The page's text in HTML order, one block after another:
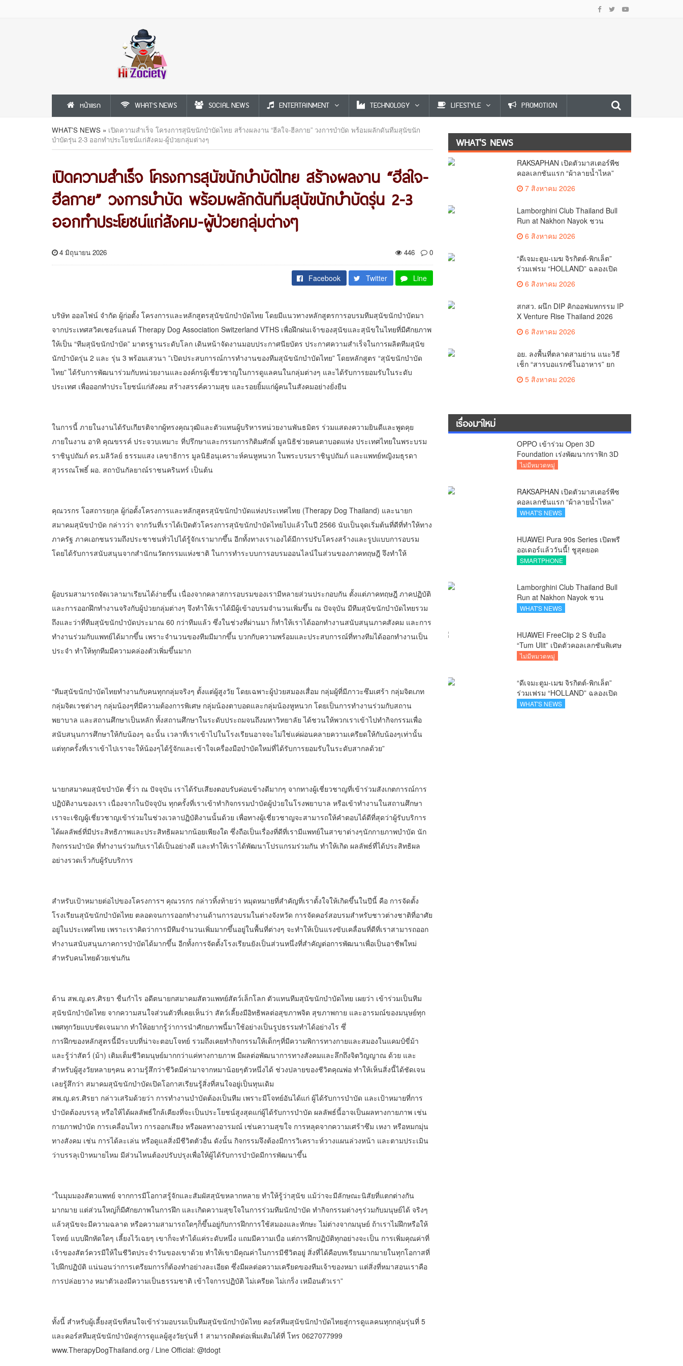
หน้าแรก WHAT'S NEWS SOCIAL NEWS ENTERTAINMENT TECHNOLOGY LIFESTYLE PROMOTION
WHAT'S NEWS » เปิดความสำเร็จ โครงการสุนัขนักบำบัดไทย สร้างผลงาน “ฮีลใจ-ฮีลกาย” วงการบำบัด พร้อมผลักดันทีมสุนัขนัก
บำบัดรุ่น 2-3 ออกทำประโยชน์แก่สังคม-ผู้ป่วยกลุ่มต่างๆ
เปิดความสำเร็จ โครงการสุนัขนักบำบัดไทย สร้างผลงาน “ฮีลใจ-
ฮีลกาย” วงการบำบัด พร้อมผลักดันทีมสุนัขนักบำบัดรุ่น 2-3
ออกทำประโยชน์แก่สังคม-ผู้ป่วยกลุ่มต่างๆ
4 มิถุนายน 2026 446 0
Facebook Twitter Line
บริษัท ออลไฟน์ จำกัด ผู้ก่อตั้ง โครงการและหลักสูตรสุนัขนักบำบัดไทย โดยมีแนวทางหลักสูตรการอบรมทีมสุนัขนักบำบัดมา
จากประเทศสวิตเซอร์แลนด์ Therapy Dog Association Switzerland VTHS เพื่อฝึกฝนเจ้าของสุนัขและสุนัขในไทยที่มีศักยภาพ
ให้เป็น “ทีมสุนัขนักบำบัด” มาตรฐานระดับโลก เดินหน้าจัดงานมอบประกาศนียบัตร ประกาศความสำเร็จในการผลิตทีมสุนัข
นักบำบัดรุ่น 2 และ รุ่น 3 พร้อมเสวนา ”เปิดประสบการณ์การทำงานของทีมสุนัขนักบำบัดไทย” โดยหลักสูตร “สุนัขนักบำบัด
ไทย” ได้รับการพัฒนาร่วมกับหน่วยงานและองค์กรผู้เชี่ยวชาญในการดูแลคนในกลุ่มต่างๆ และได้รับการยอมรับในระดับ
ประเทศ เพื่อออกทำประโยชน์แก่สังคม สร้างสรรค์ความสุข และรอยยิ้มแก่ผู้คนในสังคมอย่างยั่งยืน
ในการนี้ ภายในงานได้รับเกียรติจากผู้ทรงคุณวุฒิและตัวแทนผู้บริหารหน่วยงานพันธมิตร ร่วมแสดงความยินดีและพูดคุย
ภายในงาน อาทิ คุณขรรค์ ประจวบเหมาะ ที่ปรึกษาและกรรมการกิติมศักดิ์ มูลนิธิช่วยคนตาบอดแห่ง ประเทศไทยในพระบรม
ราชินูปถัมภ์ ดร.มลิวัลย์ ธรรมแสง เลขาธิการ มูลนิธิอนุเคราะห์คนหูหนวก ในพระบรมราชินูปถัมภ์ และแพทย์หญิงมธุรดา
สุวรรณโพธิ์ ผอ. สถาบันกัลยาณ์ราชนครินทร์ เป็นต้น
คุณวรกร โอสถารยกุล ผู้ก่อตั้งโครงการและหลักสูตรสุนัขนักบำบัดแห่งประเทศไทย (Therapy Dog Thailand) และนายก
สมาคมสุนัขบำบัด กล่าวว่า จากวันที่เราได้เปิดตัวโครงการสุนัขนักบำบัดไทยไปแล้วในปี 2566 นับเป็นจุดเริ่มต้นที่ดีที่ทำให้ทาง
ภาครัฐ ภาคเอกชนรวมถึงประชาชนทั่วไปได้รู้จักเรามากขึ้น อีกทั้งทางเราเองได้มีการปรับโครงสร้างและรูปแบบการอบรม
โดยได้รับการสนับสนุนจากสำนักนวัตกรรมแห่งชาติ ในการทำระบบการอบรมออนไลน์ในส่วนของภาคทฤษฎี จึงทำให้
ผู้อบรมสามารถจัดเวลามาเรียนได้ง่ายขึ้น เนื่องจากคลาสการอบรมของเรามีหลายส่วนประกอบกัน ตั้งแต่ภาคทฤษฎี ภาคปฏิบัติ
และการออกฝึกทำงานจริงกับผู้ป่วยกลุ่มต่างๆ จึงทำให้เราได้มีผู้เข้าอบรมจำนวนเพิ่มขึ้น ณ ปัจจุบัน มีทีมสุนัขนักบำบัดไทยรวม
ถึงและว่าที่ทีมสุนัขนักบำบัดประมาณ 60 กว่าทีมแล้ว ซึ่งในช่วงที่ผ่านมา ก็ทำให้เราได้ออกทำงานสนับสนุนภาคสังคม และการ
ทำงานร่วมกับแพทย์ได้มากขึ้น เพราะจำนวนของทีมมีมากขึ้น บวกกับความพร้อมและประสบการณ์ที่ทางทีมได้ออกทำงานเป็น
ประจำ ทำให้ทุกทีมมีความคล่องตัวเพิ่มขึ้นมาก
“ทีมสุนัขนักบำบัดไทยทำงานกับคนทุกกลุ่มจริงๆ ตั้งแต่ผู้สูงวัย โดยเฉพาะผู้ป่วยสมองเสื่อม กลุ่มผู้ที่มีภาวะซึมเศร้า กลุ่มจิตเภท
กลุ่มจิตเวชต่างๆ กลุ่มน้องๆที่มีความต้องการพิเศษ กลุ่มน้องตาบอดและกลุ่มน้องหูหนวก โดยเป็นการทำงานร่วมกับสถาน
พยาบาล และสถานศึกษาเป็นหลัก ทั้งสถานศึกษาในระดับประถมจนถึงมหาวิทยาลัย ได้ชวนให้พวกเราเข้าไปทำกิจกรรมเพื่อ
สนับสนุนการศึกษาให้กับน้องๆ ฉะนั้น เวลาที่เราเข้าไปในโรงเรียนอาจจะไม่ใช่แค่ผ่อนคลายความเครียดให้กับน้องๆเท่านั้น
แต่ทุกครั้งที่เราเข้าไปเราจะให้น้องๆได้รู้จักและเข้าใจเครื่องมือบำบัดใหม่ที่ได้รับการยอมรับในระดับสากลด้วย”
นายกสมาคมสุนัขบำบัด ชี้ว่า ณ ปัจจุบัน เราได้รับเสียงตอบรับค่อนข้างดีมากๆ จากทางผู้เชี่ยวชาญที่เข้าร่วมสังเกตการณ์การ
ปฏิบัติงานของเรา เนื่องจากในปัจจุบัน ทุกครั้งที่เราเข้าทำกิจกรรมบำบัดผู้ป่วยในโรงพยาบาล หรือเข้าทำงานในสถานศึกษา
เราจะเชิญผู้เชี่ยวชาญเข้าร่วมในช่วงเวลาปฏิบัติงานนั้นด้วย เพื่อทางผู้เชี่ยวชาญจะสามารถให้คำตอบได้ดีที่สุดว่าผู้รับบริการ
ได้ผลลัพธ์ที่มีประสิทธิภาพและประสิทธิผลมากน้อยเพียงใด ซึ่งถือเป็นเรื่องที่ดีที่เรามีแพทย์ในสาขาต่างๆนักกายภาพบำบัด นัก
กิจกรรมบำบัด ที่ทำงานร่วมกับเราได้เป็นอย่างดี และทำให้เราได้พัฒนาโปรแกรมร่วมกัน ทำให้เกิด ผลลัพธ์ที่ได้ประสิทธิผล
อย่างรวดเร็วกับผู้รับบริการ
สำหรับเป้าหมายต่อไปของโครงการฯ คุณวรกร กล่าวทิ้งท้ายว่า หมุดหมายที่สำคัญที่เราตั้งใจให้เกิดขึ้นในปีนี้ คือ การจัดตั้ง
โรงเรียนสุนัขนักบำบัดไทย ตลอดจนการออกทำงานด้านการอบรมในต่างจังหวัด การจัดคอร์สอบรมสำหรับชาวต่างชาติที่อาศัย
อยู่ในประเทศไทย เพราะเราคิดว่าการมีทีมจำนวนเพิ่มมากขึ้นอยู่ในพื้นที่ต่างๆ จะทำให้เป็นแรงขับเคลื่อนที่ดีที่เราสามารถออก
ทำงานสนับสนุนภาคการบำบัดได้มากขึ้น อีกทั้งการจัดตั้งโรงเรียนยังเป็นส่วนหนึ่งที่สำคัญต่อการพัฒนาเพื่อเป็นอาชีพใหม่
สำหรับคนไทยด้วยเช่นกัน
ด้าน สพ.ญ.ดร.ศิรยา ชื่นกำไร อดีตนายกสมาคมสัตวแพทย์สัตว์เล็กโลก ตัวแทนทีมสุนัขนักบำบัดไทย เผยว่า เข้าร่วมเป็นทีม
สุนัขนักบำบัดไทย จากความสนใจส่วนตัวที่เคยเห็นว่า สัตว์เลี้ยงมีอิทธิพลต่อสุขภาพจิต สุขภาพกาย และอารมณ์ของมนุษย์ทุก
เพศทุกวัยแบบชัดเจนมาก ทำให้อยากรู้ว่าการนำศักยภาพนี้มาใช้อย่างเป็นรูปธรรมทำได้อย่างไร ซึ่
การฝึกของหลักสูตรนี้มีระบบที่น่าจะตอบโจทย์ รวมถึงเคยทำกิจกรรมให้เด็กๆที่มีความพิการทางกายและสมองในแคมป์ขี่ม้า
และรู้ว่าสัตว์ (ม้า) เติมเต็มชีวิตมนุษย์มากกว่าแค่ทางกายภาพ มีผลต่อพัฒนาการทางสังคมและลึกถึงจิตวิญญาณ ด้วย และ
สำหรับผู้สูงวัยหลายๆคน ความรู้สึกว่าชีวิตมีค่ามาจากหมาน้อยๆตัวหนึ่งได้ ช่วงปลายของชีวิตคุณพ่อ ทำให้เห็นสิ่งนี้ได้ชัดเจน
เลยรู้สึกว่า สมาคมสุนัขนักบำบัดเปิดโอกาสเรียนรู้สิ่งที่สนใจอยู่เป็นทุนเดิม
สพ.ญ.ดร.ศิรยา กล่าวเสริมด้วยว่า การทำงานบำบัดต้องเป็นทีม เพราะมีโจทย์อันได้แก่ ผู้ได้รับการบำบัด และเป้าหมายที่การ
บำบัดต้องบรรลุ หรือให้ได้ผลลัพธ์ใกล้เคียงที่จะเป็นประโยชน์สูงสุดแก่ผู้ได้รับการบำบัด ผลลัพธ์นี้อาจเป็นผลทางกายภาพ เช่น
กายภาพบำบัด การเคลื่อนไหว การออกเสียง หรือผลทางอารมณ์ เช่นความสุขใจ การหลุดจากความเศร้าซึม เหงา หรือหมกมุ่น
ทางสังคม เช่น การได้ละเล่น หรือดูแลสิ่งมีชีวิตตัวอื่น ดังนั้น กิจกรรมจึงต้องมีการวิเคราะห์วางแผนล่วงหน้า และตามประเมิน
ว่าบรรลุเป้าหมายไหม มีส่วนไหนต้องปรับปรุงเพื่อให้ผู้ได้รับการบำบัดมีการพัฒนาขึ้น
“ในมุมมองสัตวแพทย์ จากการมีโอกาสรู้จักและสัมผัสสุนัขหลากหลาย ทำให้รู้ว่าสุนัข แม้ว่าจะมีลักษณะนิสัยที่แตกต่างกัน
มากมาย แต่ส่วนใหญ่ก็มีศักยภาพในการฝึก และเกิดความสุขใจในการร่วมทีมนักบำบัด ทำกิจกรรมต่างๆร่วมกับมนุษย์ได้ จริงๆ
แล้วสุนัขจะมีความฉลาด หรือความสามารถใดๆก็ขึ้นอยู่กับการฝึกการใช้สมองและทักษะ ไม่ต่างจากมนุษย์ ถ้าเราไม่ฝึกหรือให้
โจทย์ แบบฝึกหัดใดๆ เลี้ยงไว้เฉยๆ เขาก็จะทำได้แค่ระดับหนึ่ง แถมมีความเบื่อ แต่การฝึกปฏิบัติทุกอย่างจะเป็น การเพิ่มคุณค่าที่
เจ้าของสัตว์ควรมีให้ในชีวิตประจำวันของเขาด้วย ทำให้เขามีคุณค่าในการมีชีวิตอยู่ สิ่งที่ได้คือบทเรียนมากมายในทุกโอกาสที่
ไปฝึกปฏิบัติ แน่นอนว่าการเตรียมการก็ต้องทำอย่างละเอียด ซึ่งมีผลต่อความเครียดของทีมเจ้าของหมา แต่สิ่งที่หมาสอนเราคือ
การปล่อยวาง หมาตัวเองมีความเป็นธรรมชาติ เข้าใจการปฏิบัติ ไม่เครียด ไม่เกร็ง เหมือนตัวเรา”
ทั้งนี้ สำหรับผู้เลี้ยงสุนัขที่สนใจเข้าร่วมอบรมเป็นทีมสุนัขนักบำบัดไทย คอร์สทีมสุนัขนักบำบัดไทยสู่การดูแลคนทุกกลุ่มรุ่นที่ 5
และคอร์สทีมสุนัขนักบำบัดสู่การดูแลผู้สูงวัยรุ่นที่ 1 สามารถติดต่อเพิ่มเติมได้ที่ โทร 0627077999
www.TherapyDogThailand.org / Line Official: @tdogt
WHAT'S NEWS
RAKSAPHAN เปิดตัวมาสเตอร์พีซ
คอลเลกชันแรก “ผ้าลายน้ำไหล”
ยกระดับภูมิปัญญาท้องถิ่นสู่งาน
ศิลป์ระดับสากล
7 สิงหาคม 2026
Lamborghini Club Thailand Bull
Run at Nakhon Nayok ชวน
คาราวานกระทิงดุ สัมผัสธรรมชาติ
เมืองรอง ณ นครนายก
6 สิงหาคม 2026
“ดีเจมะตูม-เมฆ จิรกิตต์-พิกเล็ต”
ร่วมเฟรม “HOLLAND” ฉลองเปิด
ตัว SELBAN แบรนด์แฟชั่น
ครีเอทีฟ เชื่อมคัลเจอร์ไทย-เกาหลี
6 สิงหาคม 2026
สกสว. ผนึก DIP คิกออฟมหกรรม IP
X Venture Rise Thailand 2026
สร้างระบบนิเวศเชื่อมทรัพย์สินทาง
ปัญญาผ่านกองทุน ววน. เพิ่มคุณค่า
งานวิจัยไทย
6 สิงหาคม 2026
อย. ลงพื้นที่ตลาดสามย่าน แนะวิธี
เช็ก “สารบอแรกซ์ในอาหาร” ยก
ระดับตลาดสดปลอดภัยเพื่อผู้
บริโภค
5 สิงหาคม 2026
เรื่องมาใหม่
OPPO เข้าร่วม Open 3D
Foundation เร่งพัฒนากราฟิก 3D
บนอุปกรณ์มือถือ
ไม่มีหมวดหมู่
RAKSAPHAN เปิดตัวมาสเตอร์พีซ
คอลเลกชันแรก “ผ้าลายน้ำไหล”
ยกระดับภูมิปัญญาท้องถิ่นสู่งาน
WHAT'S NEWS
HUAWEI Pura 90s Series เปิดพรี
ออเดอร์แล้ววันนี้! ชูสุดยอด
นวัตกรรมกล้อง พร้อม AI อัจฉริยะ
SMARTPHONE
Lamborghini Club Thailand Bull
Run at Nakhon Nayok ชวน
คาราวานกระทิงดุ สัมผัสธรรมชาติ
WHAT'S NEWS
HUAWEI FreeClip 2 S จับมือ
“Tum Ulit” เปิดตัวคอลเลกชันพิเศษ
Space Explorer ถ่ายทอดศิลปะบน
ไม่มีหมวดหมู่
“ดีเจมะตูม-เมฆ จิรกิตต์-พิกเล็ต”
ร่วมเฟรม “HOLLAND” ฉลองเปิด
ตัว SELBAN แบรนด์แฟชั่น
WHAT'S NEWS